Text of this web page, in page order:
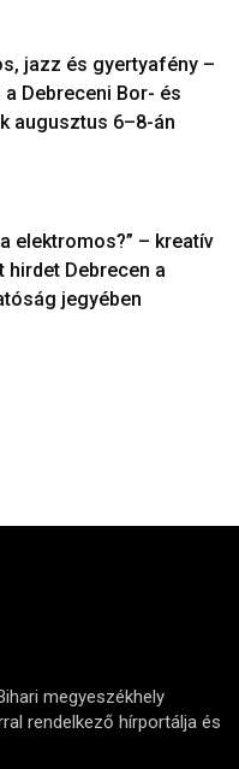
jazz és gyertyafény –
Debreceni Bor- és
augusztus 6–8-án
elektromos?” – kreatív
hirdet Debrecen a
jegyében
megyeszékhely
rendelkező hírportálja és